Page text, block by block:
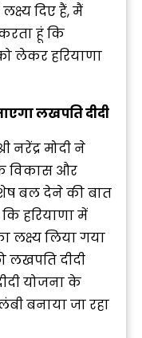
लक्ष्य दिए हैं, मैं
हूं कि
लेकर हरियाणा
लखपति दीदी
नरेंद्र मोदी ने
विकास और
बल देने की बात
हरियाणा में
लक्ष्य लिया गया
लखपति दीदी
योजना के
बनाया जा रहा